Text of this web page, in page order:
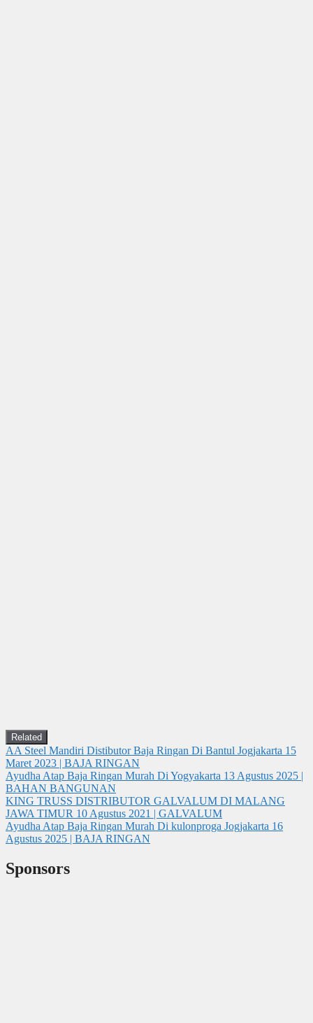
Related
AA Steel Mandiri Distibutor Baja Ringan Di Bantul Jogjakarta 15
Maret 2023 | BAJA RINGAN
Ayudha Atap Baja Ringan Murah Di Yogyakarta 13 Agustus 2025 |
BAHAN BANGUNAN
KING TRUSS DISTRIBUTOR GALVALUM DI MALANG
JAWA TIMUR 10 Agustus 2021 | GALVALUM
Ayudha Atap Baja Ringan Murah Di kulonproga Jogjakarta 16
Agustus 2025 | BAJA RINGAN
Sponsors